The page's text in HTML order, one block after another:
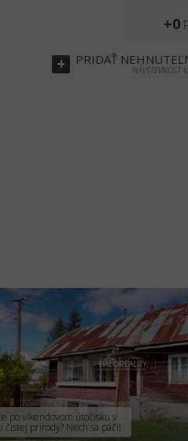
+0
+ PRIDAŤ
NÁVŠTEVNOSŤ
po víkendovom útočisku v
čistej prírody? Nech sa páči!